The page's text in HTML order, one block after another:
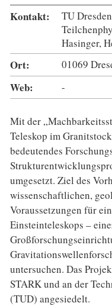
Kontakt:
TU
Hasinger,
Ort: 01069
Web: -
Mit der
Teleskop im
bedeutendes
umgesetzt. Ziel des
wissenschaftlichen,
Voraussetzungen für
Einsteinteleskops –
untersuchen. Das
STARK und an der
(TUD) angesiedelt.